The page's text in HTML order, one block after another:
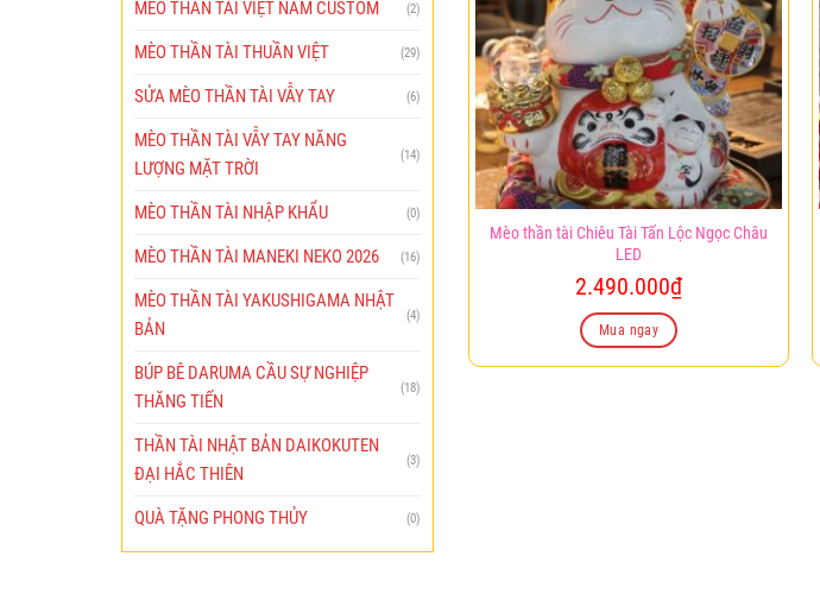
MÈO THẦN TÀI VIỆT NAM CUSTOM (2)
MÈO THẦN TÀI THUẦN VIỆT (29)
SỬA MÈO THẦN TÀI VẪY TAY (6)
MÈO THẦN TÀI VẪY TAY NĂNG
LƯỢNG MẶT TRỜI
(14)
MÈO THẦN TÀI NHẬP KHẨU (0)
MÈO THẦN TÀI MANEKI NEKO 2026 (16)
MÈO THẦN TÀI YAKUSHIGAMA NHẬT
BẢN
(4)
BÚP BÊ DARUMA CẦU SỰ NGHIỆP
THĂNG TIẾN
(18)
THẦN TÀI NHẬT BẢN DAIKOKUTEN
ĐẠI HẮC THIÊN
(3)
QUÀ TẶNG PHONG THỦY (0)
Mèo thần tài Chiêu Tài Tấn Lộc Ngọc Châu
LED
2.490.000₫
Mua ngay